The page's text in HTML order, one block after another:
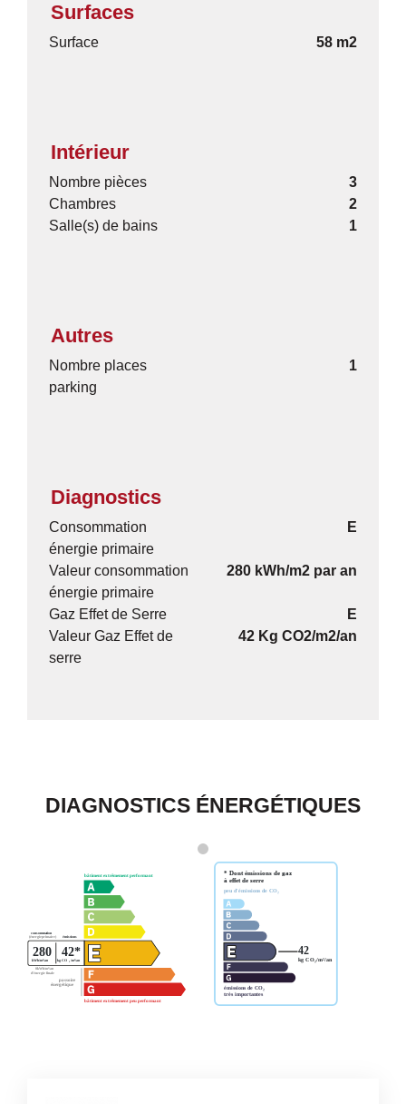
Surfaces
Surface 58 m2
Intérieur
Nombre pièces
3
Chambres
2
Salle(s) de bains
1
Autres
Nombre places
parking
1
Diagnostics
Consommation
énergie primaire
E
Valeur consommation
énergie primaire
280 kWh/m2 par an
Gaz Effet de Serre
E
Valeur Gaz Effet de
serre
42 Kg CO2/m2/an
DIAGNOSTICS ÉNERGÉTIQUES